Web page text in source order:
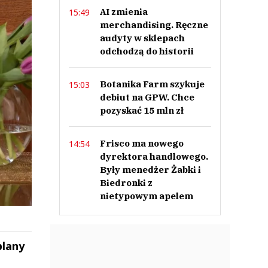
15:49
AI zmienia
merchandising. Ręczne
audyty w sklepach
odchodzą do historii
15:03
Botanika Farm szykuje
debiut na GPW. Chce
pozyskać 15 mln zł
14:54
Frisco ma nowego
dyrektora handlowego.
Były menedżer Żabki i
Biedronki z
nietypowym apelem